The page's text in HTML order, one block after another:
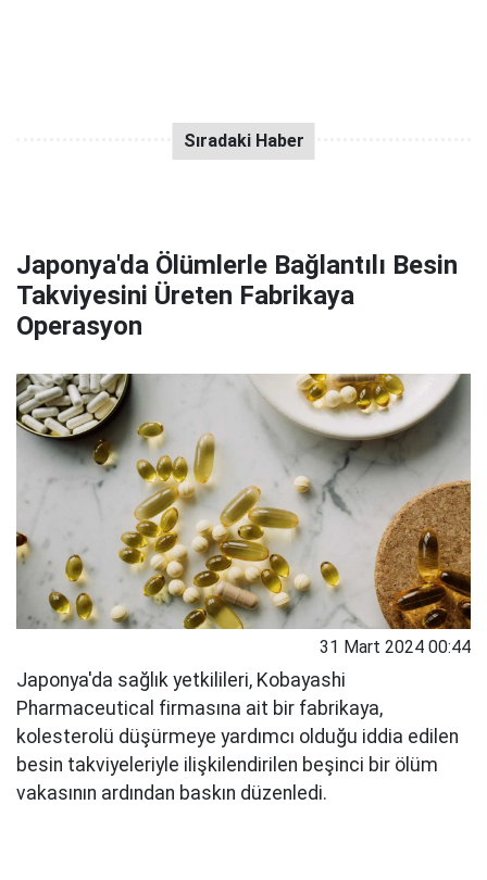
Japonya'da Ölümlerle Bağlantılı Besin
Takviyesini Üreten Fabrikaya
Operasyon
31 Mart 2024 00:44
Japonya'da sağlık yetkilileri, Kobayashi
Pharmaceutical firmasına ait bir fabrikaya,
kolesterolü düşürmeye yardımcı olduğu iddia edilen
besin takviyeleriyle ilişkilendirilen beşinci bir ölüm
vakasının ardından baskın düzenledi.